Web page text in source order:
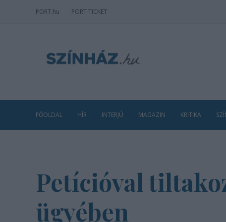
PORT.hu PORT TICKET
FŐOLDAL HÍR INTERJÚ MAGAZIN KRITIKA
Petícióval
ügyében